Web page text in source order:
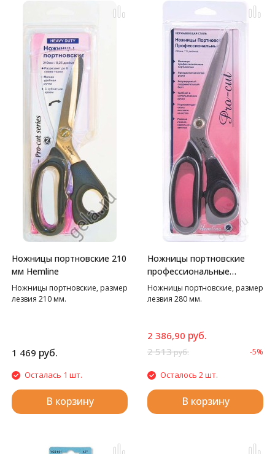
Ножницы портновские 210
мм Hemline
Ножницы портновские, размер
лезвия 210 мм.
1 469 руб.
Осталась 1 шт.
В корзину
Ножницы портновские
профессиональные
Hemline
Ножницы портновские, размер
лезвия 280 мм.
2 386,90 руб.
2 513руб. -5%
Осталось 2 шт.
В корзину